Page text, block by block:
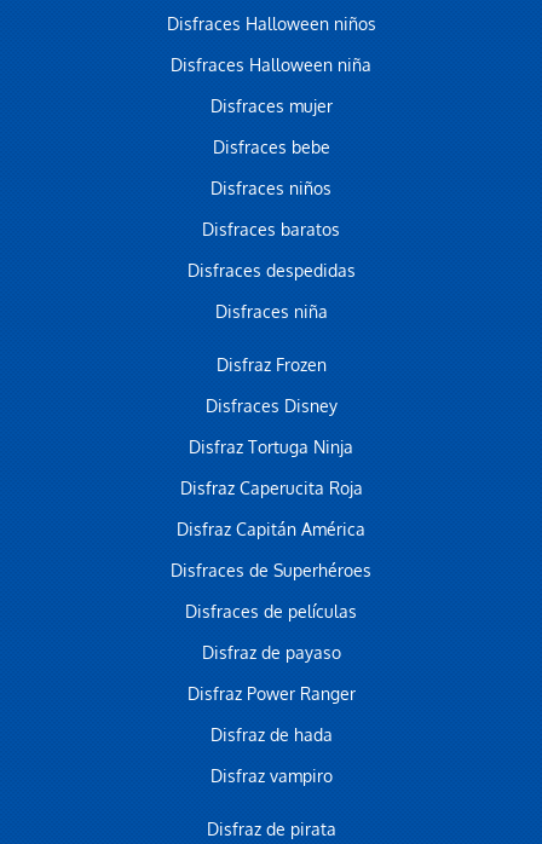
Disfraces Halloween niños
Disfraces Halloween niña
Disfraces mujer
Disfraces bebe
Disfraces niños
Disfraces baratos
Disfraces despedidas
Disfraces niña
Disfraz Frozen
Disfraces Disney
Disfraz Tortuga Ninja
Disfraz Caperucita Roja
Disfraz Capitán América
Disfraces de Superhéroes
Disfraces de películas
Disfraz de payaso
Disfraz Power Ranger
Disfraz de hada
Disfraz vampiro
Disfraz de pirata